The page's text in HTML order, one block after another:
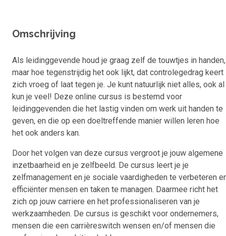
Omschrijving
Als leidinggevende houd je graag zelf de touwtjes in handen,
maar hoe tegenstrijdig het ook lijkt, dat controlegedrag keert
zich vroeg of laat tegen je. Je kunt natuurlijk niet alles, ook al
kun je veel! Deze online cursus is bestemd voor
leidinggevenden die het lastig vinden om werk uit handen te
geven, en die op een doeltreffende manier willen leren hoe
het ook anders kan.
Door het volgen van deze cursus vergroot je jouw algemene
inzetbaarheid en je zelfbeeld. De cursus leert je je
zelfmanagement en je sociale vaardigheden te verbeteren
efficiënter mensen en taken te managen. Daarmee richt het
zich op jouw carriere en het professionaliseren van je
werkzaamheden. De cursus is geschikt voor ondernemers,
mensen die een carrièreswitch wensen en/of mensen die